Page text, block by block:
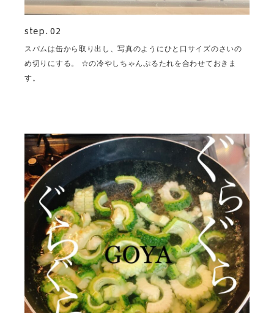
step. 02
スパムは缶から取り出し、写真のようにひと口サイズのさいの
め切りにする。 ☆の冷やしちゃんぷるたれを合わせておきま
す。